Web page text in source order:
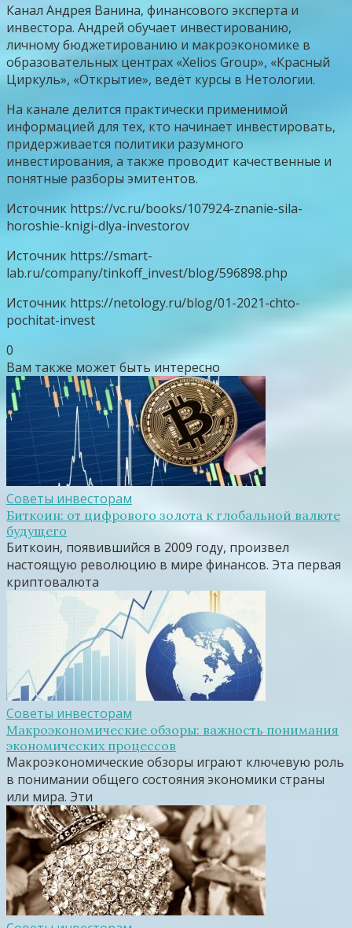
Канал Андрея Ванина, финансового эксперта и
инвестора. Андрей обучает инвестированию,
личному бюджетированию и макроэкономике в
образовательных центрах «Xelios Group», «Красный
Циркуль», «Открытие», ведёт курсы в Нетологии.
На канале делится практически применимой
информацией для тех, кто начинает инвестировать,
придерживается политики разумного
инвестирования, а также проводит качественные и
понятные разборы эмитентов.
Источник https://vc.ru/books/107924-znanie-sila-
horoshie-knigi-dlya-investorov
Источник https://smart-
lab.ru/company/tinkoff_invest/blog/596898.php
Источник https://netology.ru/blog/01-2021-chto-
pochitat-invest
0
Вам также может быть интересно
Советы инвесторам
Биткоин: от цифрового золота к глобальной валюте
будущего
Биткоин, появившийся в 2009 году, произвел
настоящую революцию в мире финансов. Эта первая
криптовалюта
Советы инвесторам
Макроэкономические обзоры: важность понимания
экономических процессов
Макроэкономические обзоры играют ключевую роль
в понимании общего состояния экономики страны
или мира. Эти